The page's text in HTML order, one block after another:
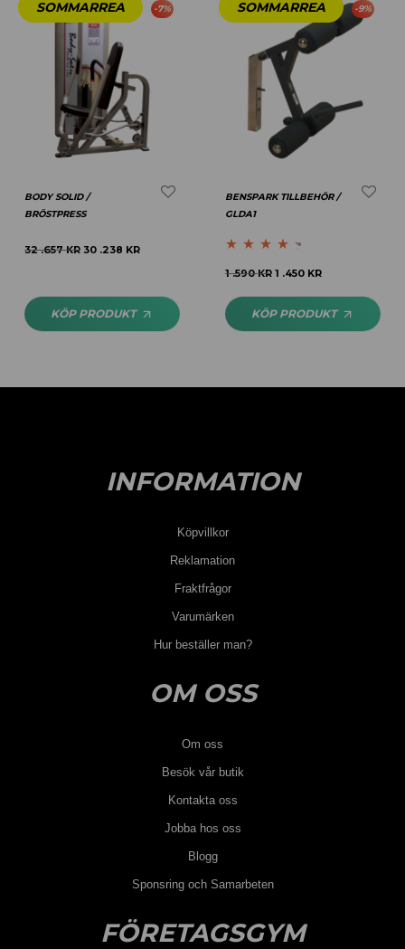
-7%
BODY SOLID /
BRÖSTPRESS
32 .657KR 30 .238 KR
KÖP PRODUKT
-9%
BENSPARK TILLBEHÖR /
GLDA1
Betygsatt
1 .590KR 1 .450 KR
KÖP PRODUKT
INFORMATION
Köpvillkor
Reklamation
Fraktfrågor
Varumärken
Hur beställer man?
OM OSS
Om oss
Besök vår butik
Kontakta oss
Jobba hos oss
Blogg
Sponsring och Samarbeten
FÖRETAGSGYM